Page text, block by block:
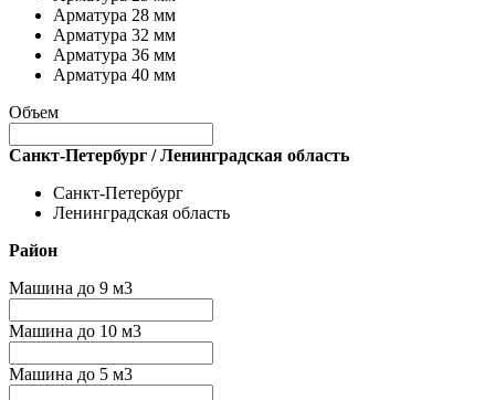
Арматура 28 мм
Арматура 32 мм
Арматура 36 мм
Арматура 40 мм
Объем
Санкт-Петербург / Ленинградская область
Санкт-Петербург
Ленинградская область
Район
Машина до 9 м3
Машина до 10 м3
Машина до 5 м3